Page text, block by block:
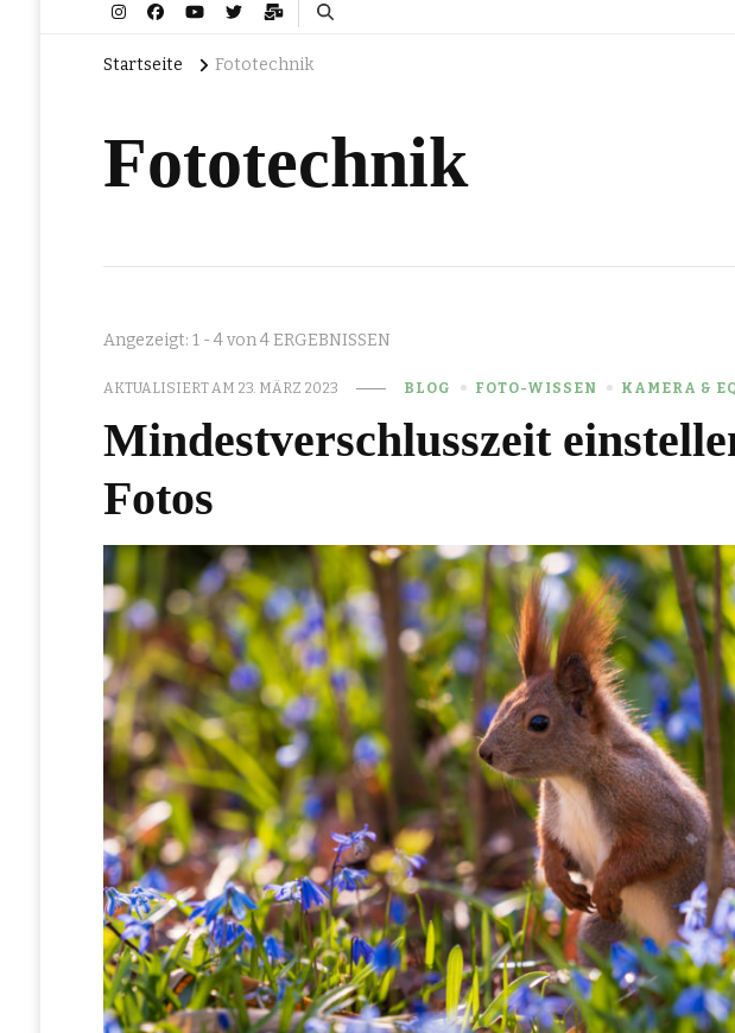
Startseite Fototechnik
Fototechnik
Angezeigt: 1 - 4 von 4 ERGEBNISSEN
AKTUALISIERT AM 23. MÄRZ 2023 BLOG FOTO-WISSEN KAMERA &
Mindestverschlusszeit
Fotos